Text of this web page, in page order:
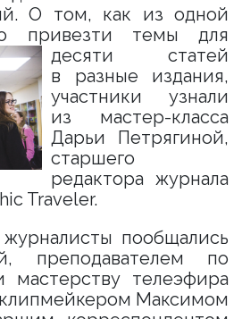
О том, как из одной
привезти темы для
десяти статей
в разные издания,
участники узнали
из мастер-класса
Дарьи Петрягиной,
старшего
редактора журнала
Traveler.
пообщались
преподавателем по
мастерству телеэфира
Максимом